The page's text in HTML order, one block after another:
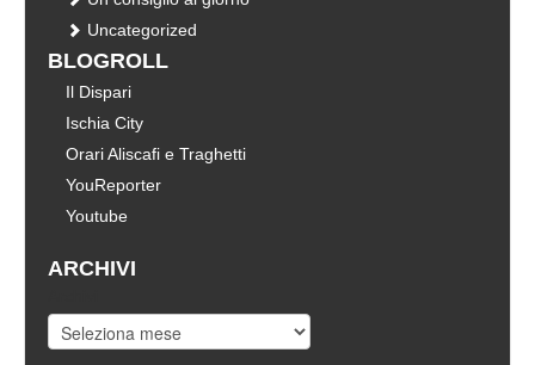
Uncategorized
BLOGROLL
Il Dispari
Ischia City
Orari Aliscafi e Traghetti
YouReporter
Youtube
ARCHIVI